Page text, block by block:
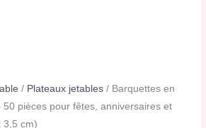
/ Plateaux jetables / Barquettes en
pièces pour fêtes, anniversaires et
3,5 cm)